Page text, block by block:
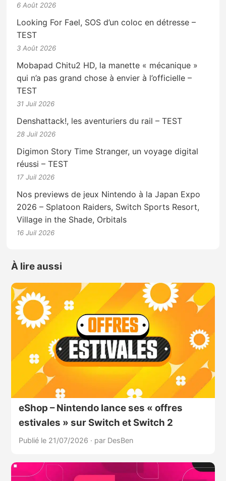
6 Août 2026
Looking For Fael, SOS d’un coloc en détresse –
TEST
3 Août 2026
Mobapad Chitu2 HD, la manette « mécanique »
qui n’a pas grand chose à envier à l’officielle –
TEST
31 Juil 2026
Denshattack!, les aventuriers du rail – TEST
28 Juil 2026
Digimon Story Time Stranger, un voyage digital
réussi – TEST
17 Juil 2026
Nos previews de jeux Nintendo à la Japan Expo
2026 – Splatoon Raiders, Switch Sports Resort,
Village in the Shade, Orbitals
16 Juil 2026
À lire aussi
eShop – Nintendo lance ses « offres
estivales » sur Switch et Switch 2
Publié le 21/07/2026 · par DesBen